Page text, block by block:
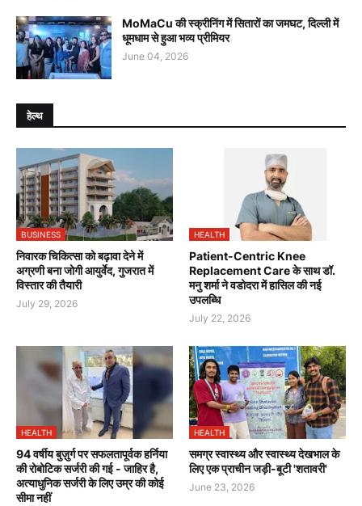
MoMaCu की स्क्रीनिंग में सितारों का जमघट, दिल्ली में
धूमधाम से हुआ भव्य प्रीमियर
June 04, 2026
हेल्थ
BUSINESS
निवारक चिकित्सा को बढ़ावा देने में
अग्रणी बना जोगी आयुर्वेद, गुजरात में
विस्तार की तैयारी
July 29, 2026
HEALTH
Patient-Centric Knee
Replacement Care के साथ डॉ.
मनु शर्मा ने वडोदरा में हासिल की नई
उपलब्धि
July 22, 2026
HEALTH
94 वर्षीय बुज़ुर्ग पर सफलतापूर्वक हर्निया
की रोबोटिक सर्जरी की गई - जाहिर है,
अत्याधुनिक सर्जरी के लिए उम्र की कोई
सीमा नहीं
HEALTH
समग्र स्वास्थ्य और स्वास्थ्य देखभाल के
लिए एक प्राचीन जड़ी-बूटी 'शतावरी'
June 23, 2026